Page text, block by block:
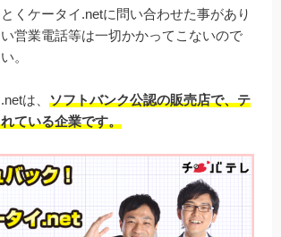
くケータイ.netに問い合わせた事があり
営業電話等は一切かかってこないので
。
は、 ソフトバンク公認の販売店で、テ
ている企業です。